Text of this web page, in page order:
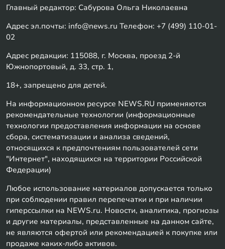
Главный редактор: Сабурова Ольга Николаевна
Адрес эл.почты: info@news.ru Телефон: +7 (499) 110-01-
02
Адрес редакции: 115088, г. Москва, проезд 2-й
Южнопортовый, д. 33, стр. 1,
18+, запрещено для детей.
На информационном ресурсе NEWS.RU применяются
рекомендательные технологии (информационные
технологии предоставления информации на основе
сбора, систематизации и анализа сведений,
относящихся к предпочтениям пользователей сети
"Интернет", находящихся на территории Российской
Федерации)
Любое использование материалов допускается только
при соблюдении правил перепечатки и при наличии
гиперссылки на NEWS.ru. Новости, аналитика, прогнозы
и другие материалы, представленные на данном сайте,
не являются офертой или рекомендацией к покупке или
продаже каких-либо активов.